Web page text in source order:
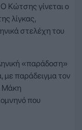
Κώτσης γίνεται ο
λίγκας,
στελέχη του
«παράδοση»
με παράδειγμα τον
Μάκη
που